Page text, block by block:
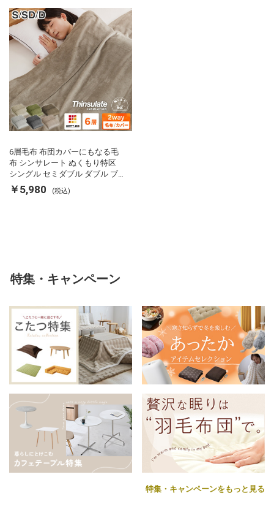
6層毛布 布団カバーにもなる毛
布 シンサレート ぬくもり特区
シングル セミダブル ダブル ブ
ランケット 掛け布団カバー フラ
ンネル 保温 蓄熱 吸湿 発熱 断熱
￥5,980 (税込)
特集・キャンペーン
特集・キャンペーンをもっと見る